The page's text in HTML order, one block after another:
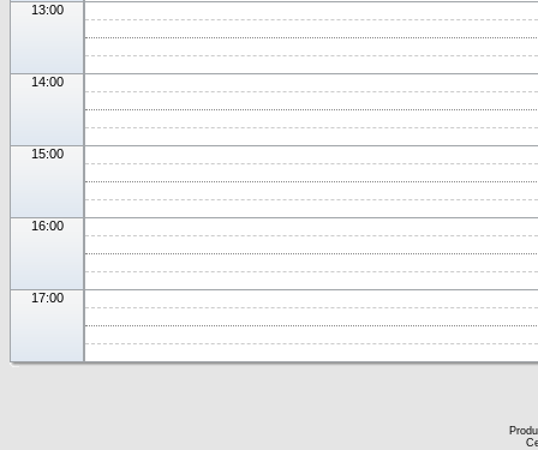
13:00
14:00
15:00
16:00
17:00